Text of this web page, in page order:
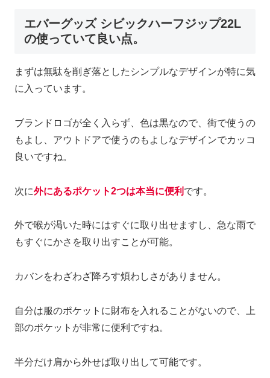
エバーグッズ シビックハーフジップ22L
の使っていて良い点。
まずは無駄を削ぎ落としたシンプルなデザインが特に気
に入っています。
ブランドロゴが全く入らず、色は黒なので、街で使うの
もよし、アウトドアで使うのもよしなデザインでカッコ
良いですね。
次に外にあるポケット2つは本当に便利 です。
外で喉が渇いた時にはすぐに取り出せますし、急な雨で
もすぐにかさを取り出すことが可能。
カバンをわざわざ降ろす煩わしさがありません。
自分は服のポケットに財布を入れることがないので、上
部のポケットが非常に便利ですね。
半分だけ肩から外せば取り出して可能です。